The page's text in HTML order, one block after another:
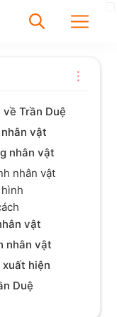
bài viết được tìm
thấy
Trần Duệ
vật
nhân vật
nhân vật
vật
nhân vật
hiện
Duệ